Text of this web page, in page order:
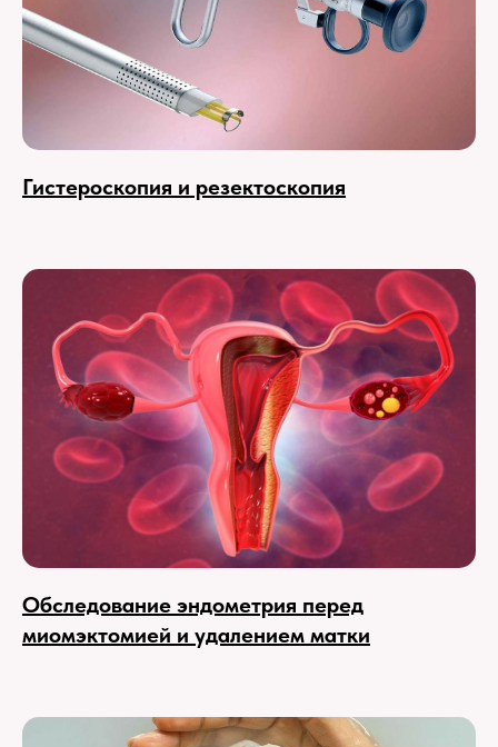
Гистероскопия и резектоскопия
Обследование эндометрия перед
миомэктомией и удалением матки